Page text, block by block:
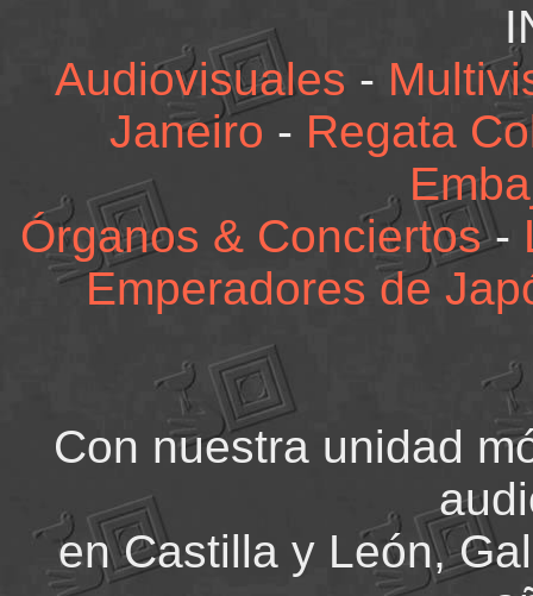
Audiovisuales -
Janeiro - Regata
Órganos & Conciertos-
Emperadores de
Con nuestra unidad
en Castilla y León,